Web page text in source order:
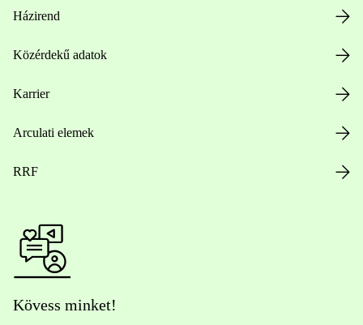
Házirend
Közérdekű adatok
Karrier
Arculati elemek
RRF
Kövess minket!